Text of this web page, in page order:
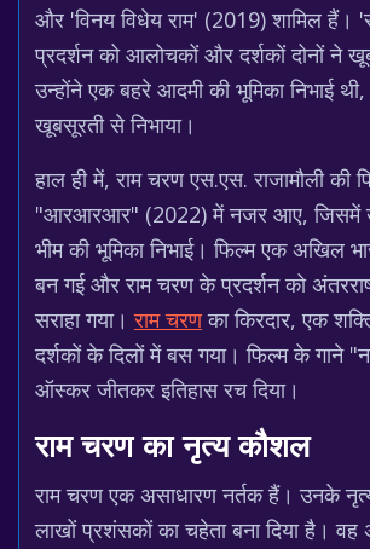
और 'विनय विधेय राम' (2019) शामिल
प्रदर्शन को आलोचकों और दर्शकों दोनों ने
उन्होंने एक बहरे आदमी की भूमिका निभाई
खूबसूरती से निभाया।
हाल ही में, राम चरण एस.एस. राजामौली की
"आरआरआर" (2022) में नजर आए, जिसमें
भीम की भूमिका निभाई। फिल्म एक अखिल
बन गई और राम चरण के प्रदर्शन को
सराहा गया।राम चरणका किरदार, एक
दर्शकों के दिलों में बस गया। फिल्म के गाने
ऑस्कर जीतकर इतिहास रच दिया।
राम चरण का नृत्य कौशल
राम चरण एक असाधारण नर्तक हैं। उनके
लाखों प्रशंसकों का चहेता बना दिया है। वह